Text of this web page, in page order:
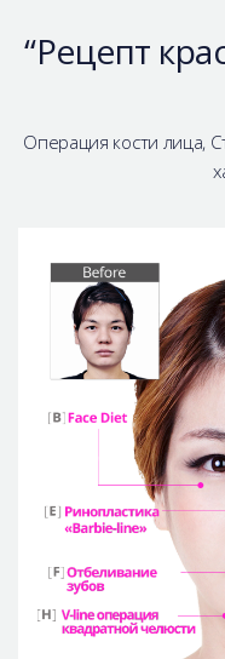
“Рецепт
Операция кости лица,